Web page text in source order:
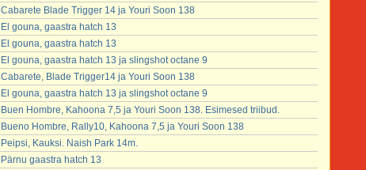
Cabarete Blade Trigger 14 ja Youri Soon 138
El gouna, gaastra hatch 13
El gouna, gaastra hatch 13
El gouna, gaastra hatch 13 ja slingshot octane 9
Cabarete, Blade Trigger14 ja Youri Soon 138
El gouna, gaastra hatch 13 ja slingshot octane 9
Buen Hombre, Kahoona 7,5 ja Youri Soon 138. Esimesed triibud.
Bueno Hombre, Rally10, Kahoona 7,5 ja Youri Soon 138
Peipsi, Kauksi. Naish Park 14m.
Pärnu gaastra hatch 13